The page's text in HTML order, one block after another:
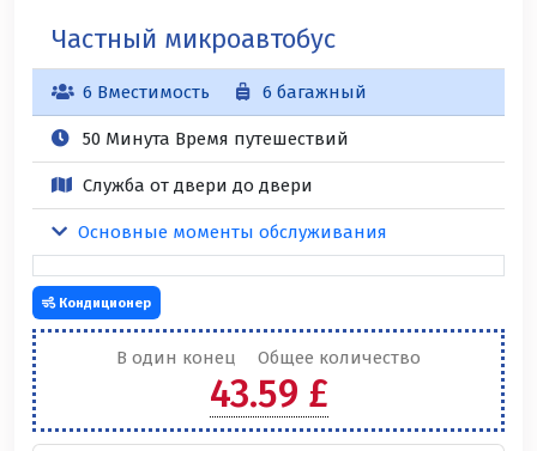
Частный микроавтобус
6 Вместимость 6 багажный
50 Минута Время путешествий
Служба от двери до двери
Основные моменты обслуживания
В один конец Общее количество
43.59 £
Кондиционер